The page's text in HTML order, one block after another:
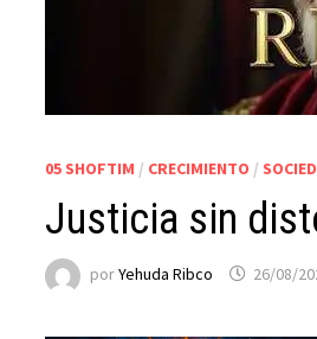
05 SHOFTIM / CRECIMIENTO /
Justicia sin
porYehuda Ribco 26/08/